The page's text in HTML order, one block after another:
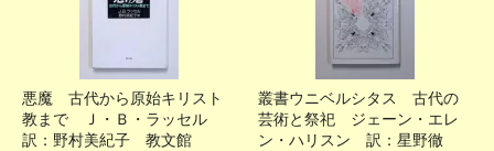
悪魔 古代から原始キリスト
教まで Ｊ・Ｂ・ラッセル
訳：野村美紀子 教文館
叢書ウニベルシタス 古代の
芸術と祭祀 ジェーン・エレ
ン・ハリスン 訳：星野徹